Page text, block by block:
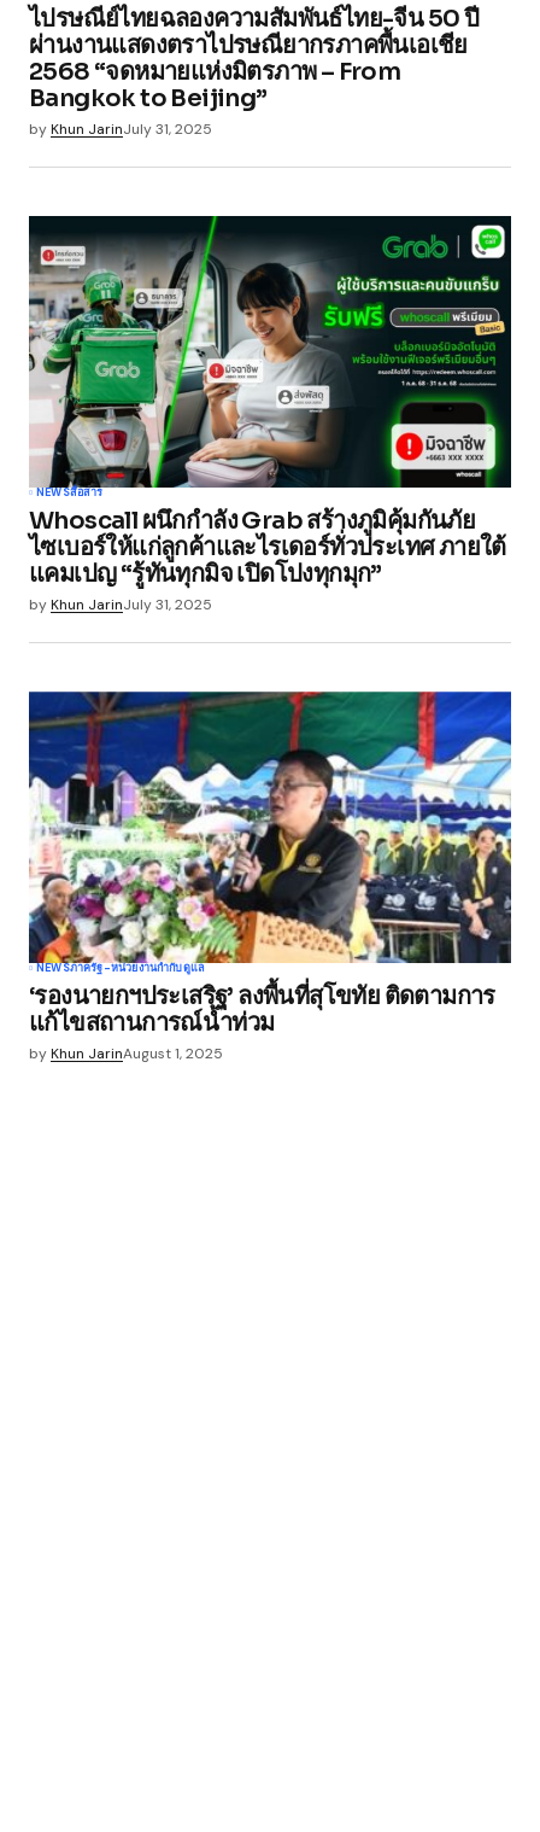
ไปรษณีย์ไทยฉลองความสัมพันธ์ไทย-จีน 50 ปี
ผ่านงานแสดงตราไปรษณียากรภาคพื้นเอเชีย
2568 “จดหมายแห่งมิตรภาพ – From
Bangkok to Beijing”
byKhun JarinJuly 31, 2025
NEWSสื่อสาร
Whoscall ผนึกกำลัง Grab สร้างภูมิคุ้มกันภัย
ไซเบอร์ให้แก่ลูกค้าและไรเดอร์ทั่วประเทศ ภายใต้
แคมเปญ “รู้ทันทุกมิจ เปิดโปงทุกมุก”
byKhun JarinJuly 31, 2025
NEWSภาครัฐ-หน่วยงานกำกับดูแล
‘รองนายกฯประเสริฐ’ ลงพื้นที่สุโขทัย ติดตามการ
แก้ไขสถานการณ์น้ำท่วม
byKhun JarinAugust 1, 2025